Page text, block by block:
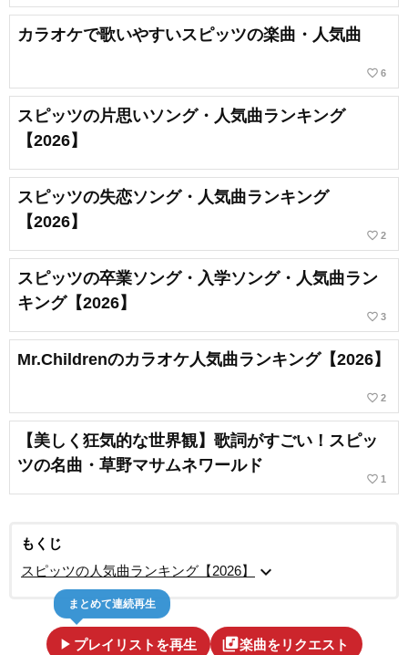
カラオケで歌いやすいスピッツの楽曲・人気曲
favorite_border 6
スピッツの片思いソング・人気曲ランキング
【2026】
スピッツの失恋ソング・人気曲ランキング
【2026】
favorite_border 2
スピッツの卒業ソング・入学ソング・人気曲ラン
キング【2026】
favorite_border 3
Mr.Childrenのカラオケ人気曲ランキング【2026】
favorite_border 2
【美しく狂気的な世界観】歌詞がすごい！スピッ
ツの名曲・草野マサムネワールド
favorite_border 1
もくじ
スピッツの人気曲ランキング【2026】
expand_more
play_arrow プレイリストを再生
まとめて連続再生
library_music楽曲をリクエスト